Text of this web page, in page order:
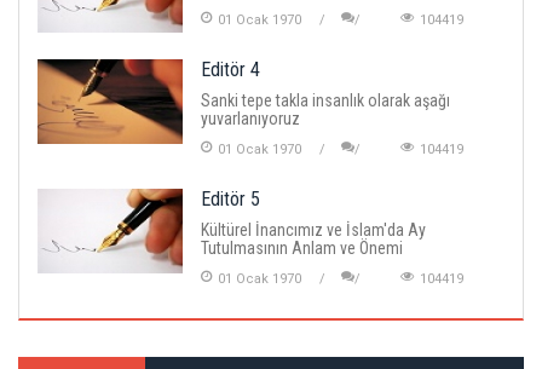
01 Ocak 1970 104419
Editör 4
Sanki tepe takla insanlık olarak aşağı
yuvarlanıyoruz
01 Ocak 1970 104419
Editör 5
Kültürel İnancımız ve İslam'da Ay
Tutulmasının Anlam ve Önemi
01 Ocak 1970 104419